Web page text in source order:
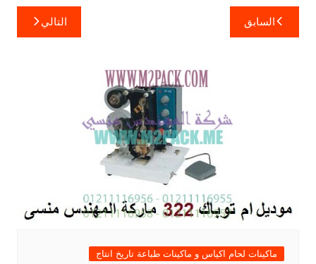
تصفّح
المقالات
السابق التالي
ماكينات لحام اكياس و ماكينات طباعة تاريخ انتاج